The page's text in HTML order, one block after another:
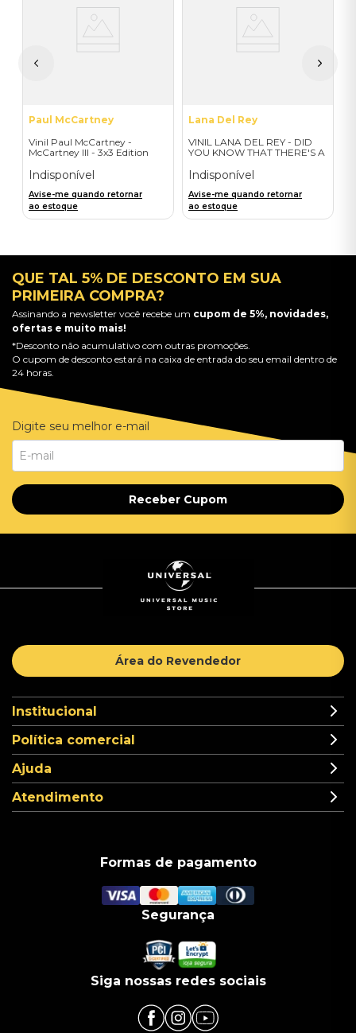
Paul McCartney
Vinil Paul McCartney -
McCartney III - 3x3 Edition
Indisponível
Avise-me quando retornar
ao estoque
Lana Del Rey
VINIL LANA DEL REY - DID
YOU KNOW THAT THERE'S A
BLVD (ALT COVER EXPLICIT/
2LP) - IMPORTADO
Indisponível
Avise-me quando retornar
ao estoque
QUE TAL 5% DE DESCONTO EM SUA
PRIMEIRA COMPRA?
Assinando a newsletter você recebe um cupom de 5%, novidades,
ofertas e muito mais!
*Desconto não acumulativo com outras promoções.
O cupom de desconto estará na caixa de entrada do seu email dentro de
24 horas.
Digite seu melhor e-mail
Receber Cupom
Área do Revendedor
Institucional
Política comercial
Ajuda
Atendimento
Formas de pagamento
Segurança
Siga nossas redes sociais